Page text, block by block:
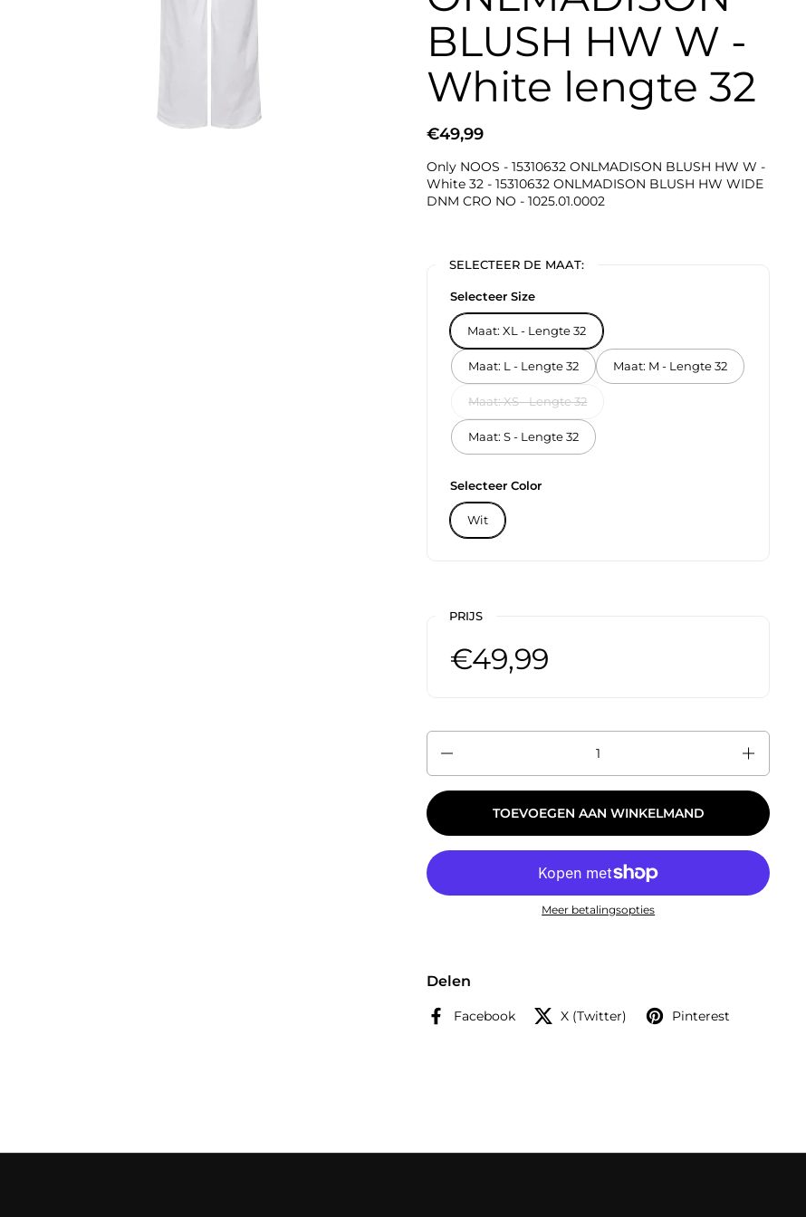
BLUSH HW W -
White lengte 32
€49,99
Only NOOS - 15310632 ONLMADISON BLUSH HW W -
White 32 - 15310632 ONLMADISON BLUSH HW WIDE
DNM CRO NO - 1025.01.0002
SELECTEER DE MAAT:
Selecteer Size
Maat: XL - Lengte 32
Maat: L - Lengte 32 Maat: M - Lengte 32
Maat: XS - Lengte 32
Maat: S - Lengte 32
Selecteer Color
Wit
PRIJS
€49,99
Aantal
TOEVOEGEN AAN WINKELMAND
Meer betalingsopties
Delen
Facebook X (Twitter) Pinterest